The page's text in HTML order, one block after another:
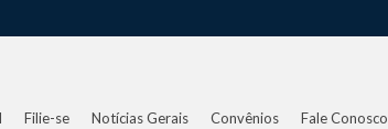
Filie-se Notícias Gerais Convênios Fale Conosco